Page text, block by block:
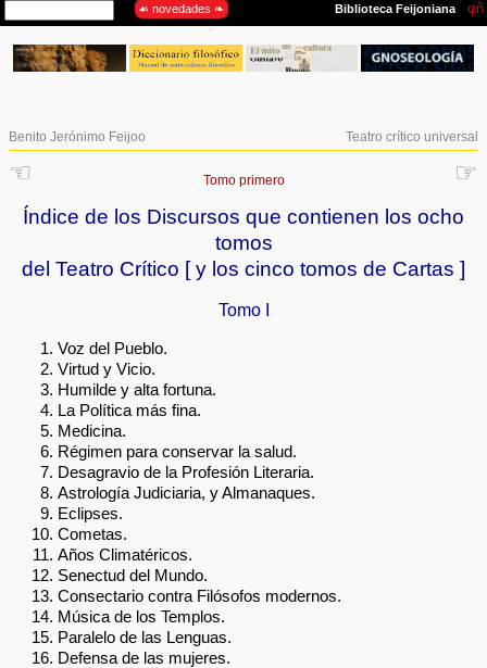
Benito Jerónimo Feijoo Teatro crítico universal
☜ ☞
Tomo primero
Índice de los Discursos que contienen los ocho
tomos
del Teatro Crítico [ y los cinco tomos de Cartas ]
Tomo I
Voz del Pueblo.
Virtud y Vicio.
Humilde y alta fortuna.
La Política más fina.
Medicina.
Régimen para conservar la salud.
Desagravio de la Profesión Literaria.
Astrología Judiciaria, y Almanaques.
Eclipses.
Cometas.
Años Climatéricos.
Senectud del Mundo.
Consectario contra Filósofos modernos.
Música de los Templos.
Paralelo de las Lenguas.
Defensa de las mujeres.